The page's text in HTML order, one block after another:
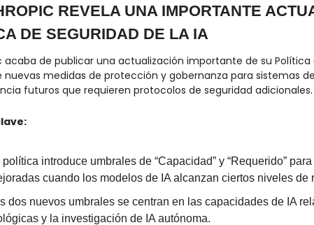
REVELA UNA IMPORTANTE
DE SEGURIDAD DE LA IA
acaba de publicar una actualización importante de su
medidas de protección y gobernanza para sistemas
futuros que requieren protocolos de seguridad adicionales.
política introduce umbrales de “Capacidad” y “Requerido”
cuando los modelos de IA alcanzan ciertos niveles de
dos nuevos umbrales se centran en las capacidades de IA
y la investigación de IA autónoma.